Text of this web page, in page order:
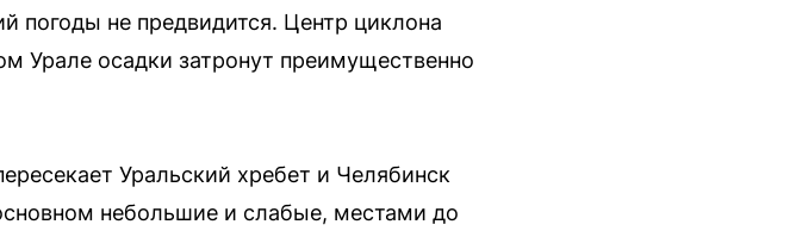
погоды не предвидится. Центр циклона
Урале осадки затронут преимущественно
Уральский хребет и Челябинск
небольшие и слабые, местами до